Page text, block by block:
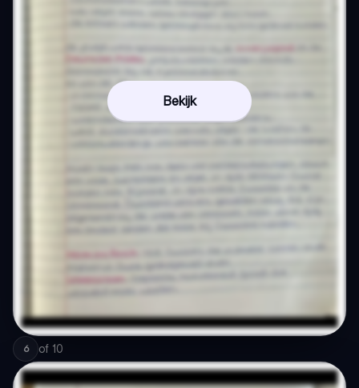
Bekijk
6 of 10